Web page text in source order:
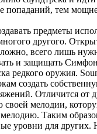
попаданий, тем
предметы
другого.
всего лишь
и защищать
редкого оружия.
создать
Отличится от
мелодии,
Таким
уровни для других.